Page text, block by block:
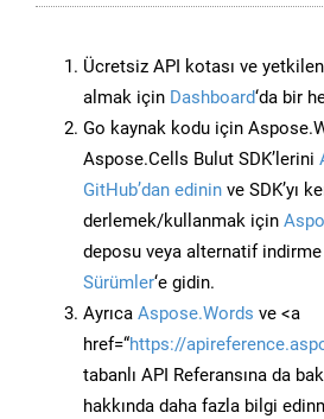
Ücretsiz API kotası ve
almak için Dashboard‘da bir
Go kaynak kodu için
Aspose.Cells Bulut SDK’lerini
GitHub’dan edinin ve SDK’yı
derlemek/kullanmak için
deposu veya alternatif
Sürümler‘e gidin.
Ayrıca Aspose.Words ve <a
href=“https://
tabanlı API Referansına da
hakkında daha fazla bilgi